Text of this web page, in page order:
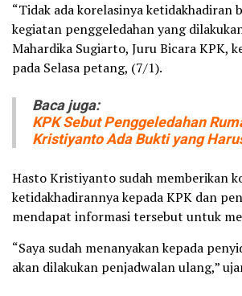
“Tidak ada korelasinya ketidakhadiran
kegiatan penggeledahan yang
Mahardika Sugiarto, Juru Bicara KPK,
pada Selasa petang, (7/1).
Baca juga:
KPK Sebut Penggeledahan
‎Kristiyanto Ada Bukti yang
Hasto Kristiyanto sudah memberikan
ketidakhadirannya kepada KPK dan
mendapat informasi tersebut untuk
“Saya sudah menanyakan kepada
akan dilakukan penjadwalan ulang,”